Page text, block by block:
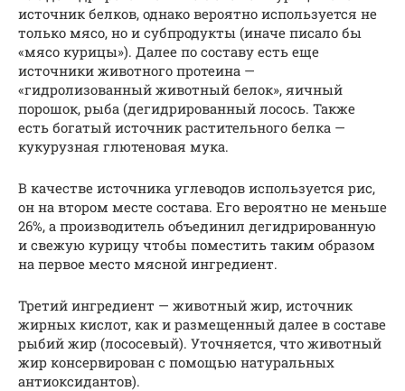
источник белков, однако вероятно используется не
только мясо, но и субпродукты (иначе писало бы
«мясо курицы»). Далее по составу есть еще
источники животного протеина —
«гидролизованный животный белок», яичный
порошок, рыба (дегидрированный лосось. Также
есть богатый источник растительного белка —
кукурузная глютеновая мука.
В качестве источника углеводов используется рис,
он на втором месте состава. Его вероятно не меньше
26%, а производитель объединил дегидрированную
и свежую курицу чтобы поместить таким образом
на первое место мясной ингредиент.
Третий ингредиент — животный жир, источник
жирных кислот, как и размещенный далее в составе
рыбий жир (лососевый). Уточняется, что животный
жир консервирован с помощью натуральных
антиоксидантов).